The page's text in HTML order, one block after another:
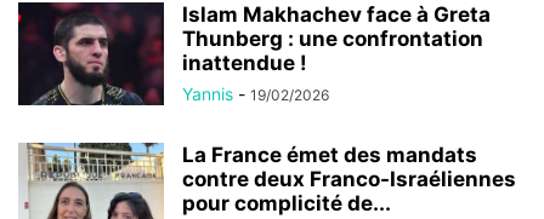
Islam Makhachev face à Greta
Thunberg : une confrontation
inattendue !
Yannis - 19/02/2026
La France émet des mandats
contre deux Franco-Israéliennes
pour complicité de...